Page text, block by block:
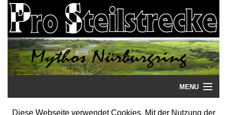
MENU
Startseite
Diese Webseite verwendet Cookies. Mit der Nutzung der